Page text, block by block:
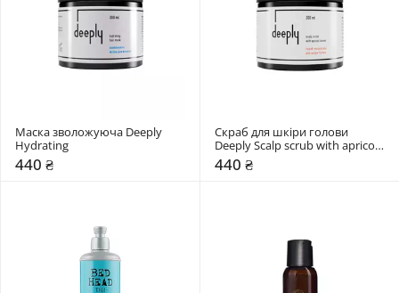
Маска зволожуюча Deeply
Hydrating
440 ₴
Скраб для шкіри голови
Deeply Scalp scrub with apricot
kernel
440 ₴